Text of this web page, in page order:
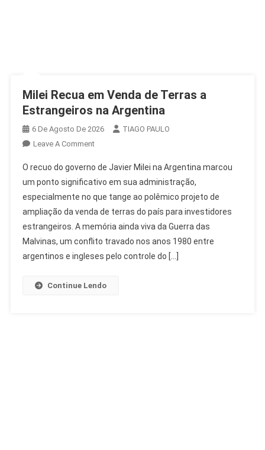
Milei Recua em Venda de Terras a
Estrangeiros na Argentina
6 De Agosto De 2026
TIAGO PAULO
Leave A CommentOn
Recua
Em
Venda
De
Terras
A
Estrangeiros
O recuo do governo de Javier Milei na Argentina marcou
um ponto significativo em sua administração,
especialmente no que tange ao polêmico projeto de
ampliação da venda de terras do país para investidores
estrangeiros. A memória ainda viva da Guerra das
Malvinas, um conflito travado nos anos 1980 entre
argentinos e ingleses pelo controle do […]
Continue Lendo